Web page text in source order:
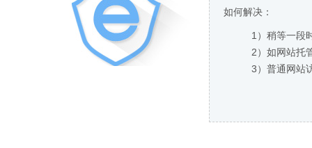
如何解决：
1）稍等一段
2）如网站托
3）普通网站